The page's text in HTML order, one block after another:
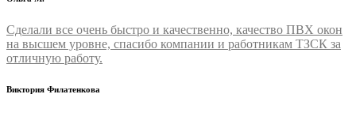
Сделали все очень быстро и качественно, качество ПВХ окон
на высшем уровне, спасибо компании и работникам ТЗСК за
отличную работу.
Виктория Филатенкова